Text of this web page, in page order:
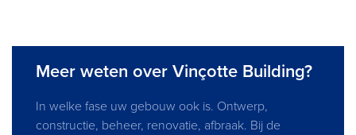
Meer weten over Vinçotte Building?
In welke fase uw gebouw ook is. Ontwerp,
constructie, beheer, renovatie, afbraak. Bij de